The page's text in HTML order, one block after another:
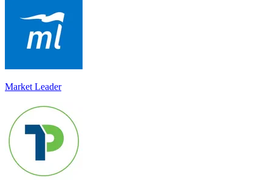
Market Leader